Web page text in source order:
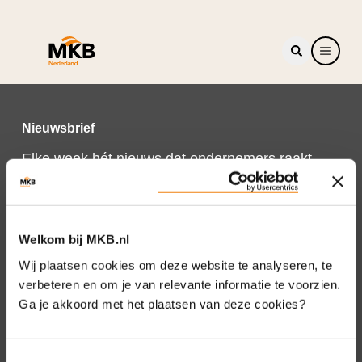
Welkom bij MKB.nl
Wij plaatsen cookies om deze website te analyseren, te
verbeteren en om je van relevante informatie te voorzien.
Ga je akkoord met het plaatsen van deze cookies?
Nieuwsbrief
Elke week hét nieuws dat ondernemers raakt.
Schrijf je nu in voor de MKB-Nederland
nieuwsbrief.
Schrijf je in
Direct naar
Over ons